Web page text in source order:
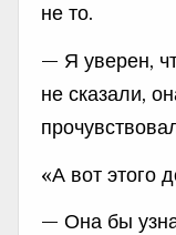
не то.
— Я уверен,
не сказали,
«А вот этого
— Она бы